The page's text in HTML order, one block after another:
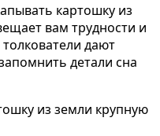
картошку из
вам трудности и
дают
детали сна
из земли крупную